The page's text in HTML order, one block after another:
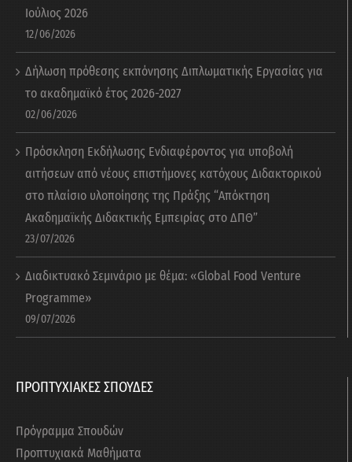
Ιούλιος 2026
12/06/2026
Δήλωση πρόθεσης εκπόνησης Διπλωματικής Εργασίας για
το ακαδημαϊκό έτος 2026-2027
02/06/2026
Πρόσκληση Εκδήλωσης Ενδιαφέροντος για υποβολή
αιτήσεων από νέους επιστήμονες κατόχους Διδακτορικού
στο πλαίσιο υλοποίησης της Πράξης “Απόκτηση
Ακαδημαϊκής Διδακτικής Εμπειρίας στο ΔΠΘ”
23/07/2026
Διαδικτυακό Σεμινάριο με θέμα: «Global Food Venture
Programme»
09/07/2026
ΠΡΟΠΤΥΧΙΑΚΕΣ ΣΠΟΥΔΕΣ
Πρόγραμμα Σπουδών
Προπτυχιακά Μαθήματα